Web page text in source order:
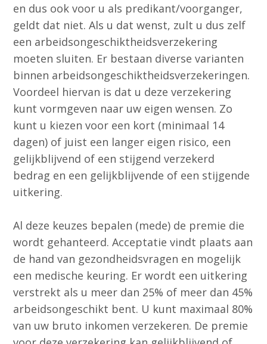
en dus ook voor u als predikant/voorganger,
geldt dat niet. Als u dat wenst, zult u dus zelf
een arbeidsongeschiktheidsverzekering
moeten sluiten. Er bestaan diverse varianten
binnen arbeidsongeschiktheidsverzekeringen.
Voordeel hiervan is dat u deze verzekering
kunt vormgeven naar uw eigen wensen. Zo
kunt u kiezen voor een kort (minimaal 14
dagen) of juist een langer eigen risico, een
gelijkblijvend of een stijgend verzekerd
bedrag en een gelijkblijvende of een stijgende
uitkering.
Al deze keuzes bepalen (mede) de premie die
wordt gehanteerd. Acceptatie vindt plaats aan
de hand van gezondheidsvragen en mogelijk
een medische keuring. Er wordt een uitkering
verstrekt als u meer dan 25% of meer dan 45%
arbeidsongeschikt bent. U kunt maximaal 80%
van uw bruto inkomen verzekeren. De premie